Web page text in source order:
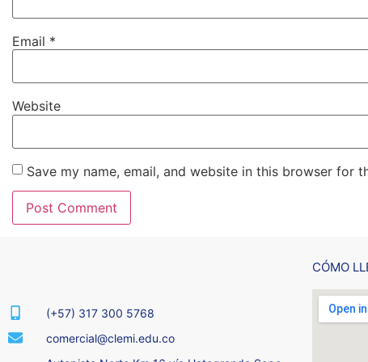
Email *
Website
Save my name, email, and website in this browser for
(+57) 317 300 5768
comercial@clemi.edu.co
CÓMO